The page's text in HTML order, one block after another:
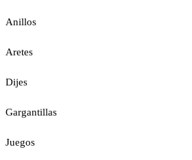
Anillos
Aretes
Dijes
Gargantillas
Juegos